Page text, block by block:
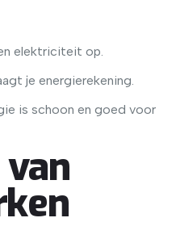
elektriciteit op.
je energierekening.
is schoon en goed voor